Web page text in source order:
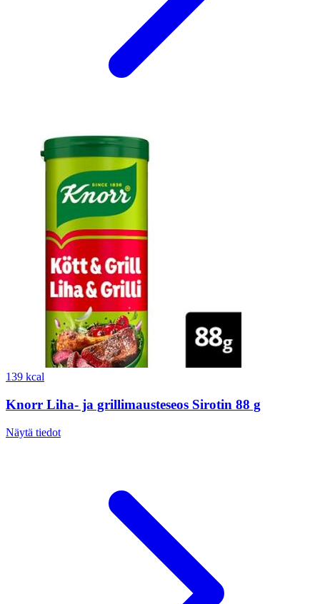
139 kcal
Knorr Liha- ja grillimausteseos Sirotin 88 g
Näytä tiedot